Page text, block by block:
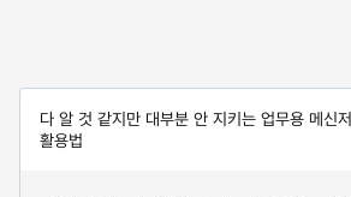
다 알 것 같지만 대부분 안 지키는 업무용 메신저
활용법